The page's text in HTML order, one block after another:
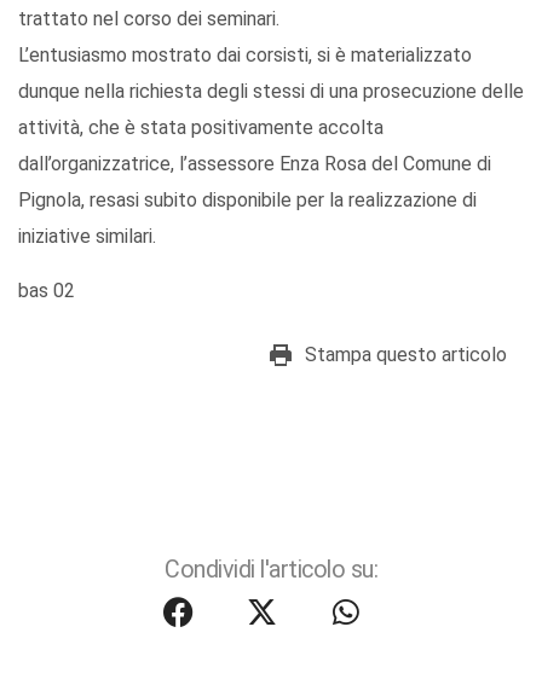
trattato nel corso dei seminari.
L’entusiasmo mostrato dai corsisti, si è materializzato
dunque nella richiesta degli stessi di una prosecuzione delle
attività, che è stata positivamente accolta
dall’organizzatrice, l’assessore Enza Rosa del Comune di
Pignola, resasi subito disponibile per la realizzazione di
iniziative similari.
bas 02
Stampa questo articolo
Condividi l'articolo su: